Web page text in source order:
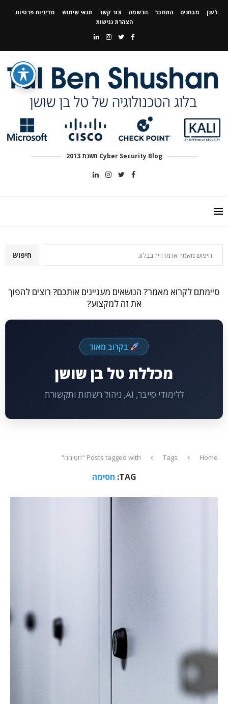
לענן מבחנים התחבר הרשמה צור קשר תנאי שימוש
מדיניות פרטיות
הצהרת נגישות
Cyber Security Blog משנת 2013
חיפוש
סיימתם לקרוא מאמר? הנושאים מעניינים אותכם? רוצים להפוך
את זה למקצוע?
בקרוב מאוד
מכללת טל בן שושן
ללימודי סייבר, AI, ניהול רשתות ותקשורת
Home
Tags Posts tagged with "חסימה"
TAG: חסימה